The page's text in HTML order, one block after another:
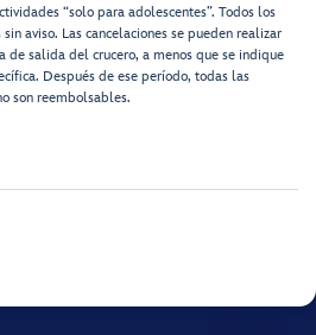
“solo para adolescentes”. Todos los
aviso. Las cancelaciones se pueden realizar
de salida del crucero, a menos que se indique
Después de ese período, todas las
son reembolsables.